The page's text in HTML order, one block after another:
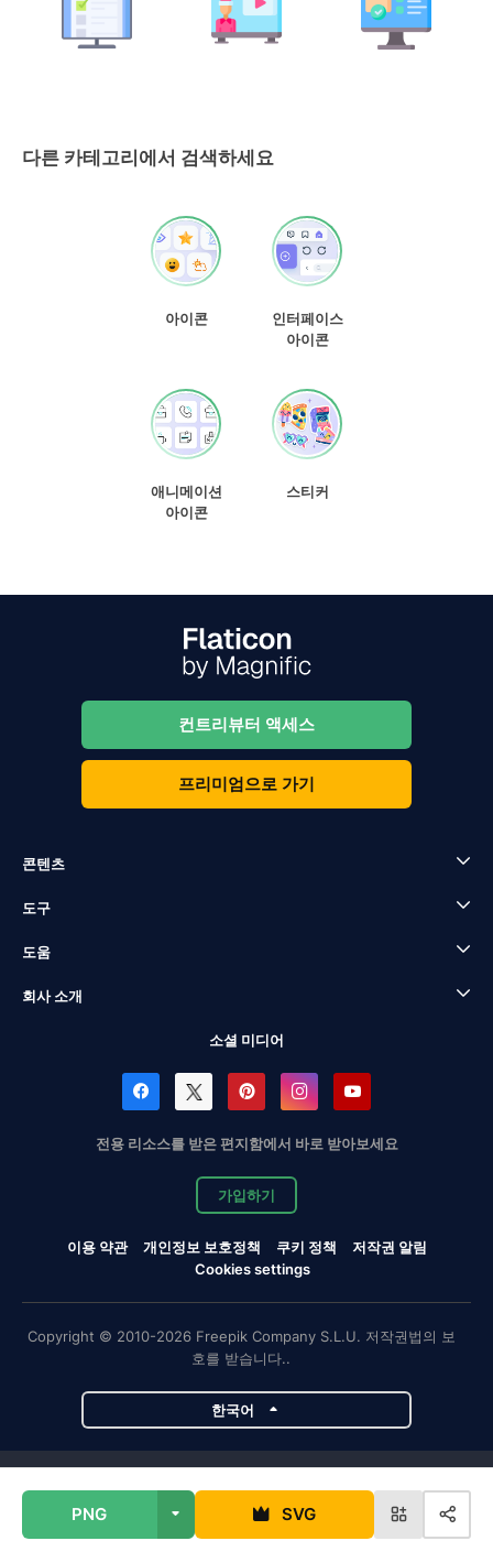
PNG SVG
다른 카테고리에서 검색하세요
아이콘
인터페이스
아이콘
애니메이션
아이콘
스티커
컨트리뷰터 액세스
프리미엄으로 가기
콘텐츠
도구
도움
회사 소개
소셜 미디어
전용 리소스를 받은 편지함에서 바로 받아보세요
가입하기
이용 약관 개인정보 보호정책 쿠키 정책
저작권 알림
Cookies settings
Copyright © 2010-2026 Freepik Company S.L.U. 저작권법의 보
호를 받습니다..
한국어